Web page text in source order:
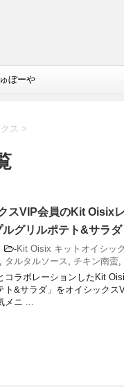
ぼーや
ス >
スVIP会員のKit Oisix
ルグリルポテト&サラダ
-Kit Oisix キットオイシッ
, タルタルソース , チキン南蛮,
コラボレーションしたKit
ト&サラダ」をオイシック
メニ ...